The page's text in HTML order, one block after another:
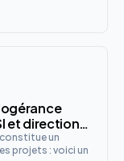
et directions
un
projets : voici un